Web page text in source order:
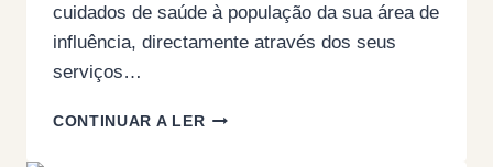
cuidados de saúde à população da sua área de
influência, directamente através dos seus
serviços…
CONTINUAR A LERAS